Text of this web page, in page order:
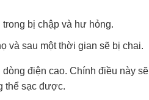
bị chập và hư hỏng.
và sau một thời gian sẽ bị chai.
điện cao. Chính điều này sẽ
thể sạc được.